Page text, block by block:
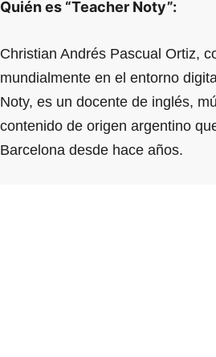
Quién es “Teacher Noty”:
Christian Andrés Pascual Ortiz,
mundialmente en el entorno
Noty, es un docente de inglés,
contenido de origen argentino
Barcelona desde hace años.